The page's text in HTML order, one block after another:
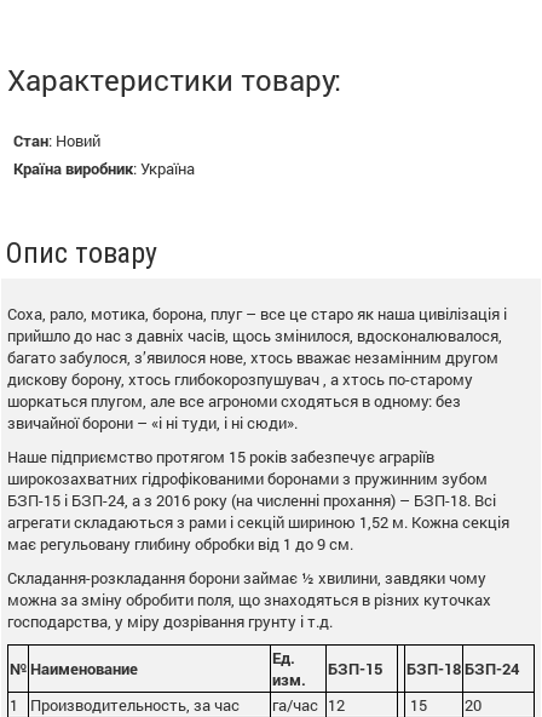
Характеристики товару:
Стан: Новий
Країна виробник:Україна
Опис товару
Соха, рало, мотика, борона, плуг – все це старо як наша цивілізація і
прийшло до нас з давніх часів, щось змінилося, вдосконалювалося,
багато забулося, з’явилося нове, хтось вважає незамінним другом
дискову борону, хтось глибокорозпушувач , а хтось по-старому
шоркаться плугом, але все агрономи сходяться в одному: без
звичайної борони – «і ні туди, і ні сюди».
Наше підприємство протягом 15 років забезпечує аграріїв
широкозахватних гідрофікованими боронами з пружинним зубом
БЗП-15 і БЗП-24, а з 2016 року (на численні прохання) – БЗП-18. Всі
агрегати складаються з рами і секцій шириною 1,52 м. Кожна секція
має регульовану глибину обробки від 1 до 9 см.
Складання-розкладання борони займає ½ хвилини, завдяки чому
можна за зміну обробити поля, що знаходяться в різних куточках
господарства, у міру дозрівання грунту і т.д.
№Наименование
Ед.
изм.
БЗП-15 БЗП-18БЗП-24
1
Производительность, за час га/час 12 15
20